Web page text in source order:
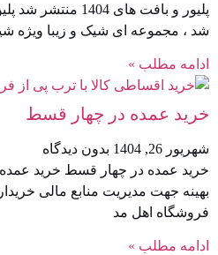
شد ، مجموعه ای شیک و زیبا ویژه
ادامه مطلب »
خرید عمده در چهار قسط
شهریور 26, 1404
بدون دیدگاه
خرید عمده در چهار قسط خرید
بهینه جهت مدیریت منابع مالی
فروشگاه اهل مد
ادامه مطلب »